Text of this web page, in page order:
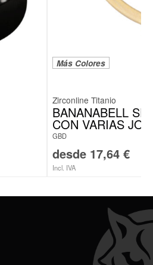
Más Colores
Zirconline Titanio
BANANABELL
CON VARIAS
GBD
desde 17,64 €
Incl. IVA